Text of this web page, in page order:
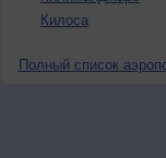
Килоса
Полный список